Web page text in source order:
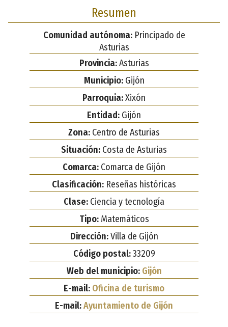
Resumen
Comunidad autónoma:Principado de
Asturias
Provincia:Asturias
Municipio:Gijón
Parroquia:Xixón
Entidad: Gijón
Zona: Centro de Asturias
Situación: Costa de Asturias
Comarca: Comarca de Gijón
Clasificación: Reseñas históricas
Clase: Ciencia y tecnología
Tipo:Matemáticos
Dirección:Villa de Gijón
Código postal:33209
Web del municipio: Gijón
E-mail: Oficina de turismo
E-mail:Ayuntamiento de Gijón